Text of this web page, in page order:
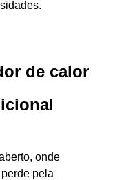
de calor
onde
pela